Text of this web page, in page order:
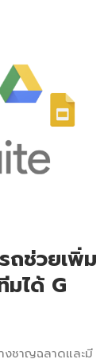
ถช่วยเพิ่ม
ได้ G
งชาญฉลาดและมี